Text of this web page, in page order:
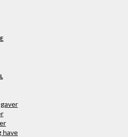
have